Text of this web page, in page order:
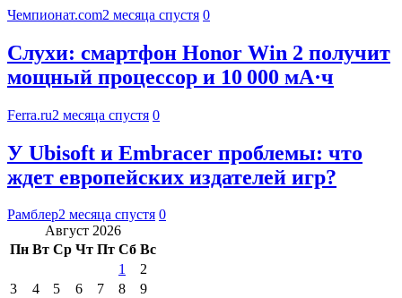
Чемпионат.com2 месяца спустя 0
Слухи: смартфон Honor Win 2 получит
мощный процессор и 10 000 мА·ч
Ferra.ru2 месяца спустя 0
У Ubisoft и Embracer проблемы: что
ждет европейских издателей игр?
Рамблер2 месяца спустя 0
Август 2026
Пн Вт Ср Чт Пт Сб Вс
1
2
3
4 5 6 7 8
9